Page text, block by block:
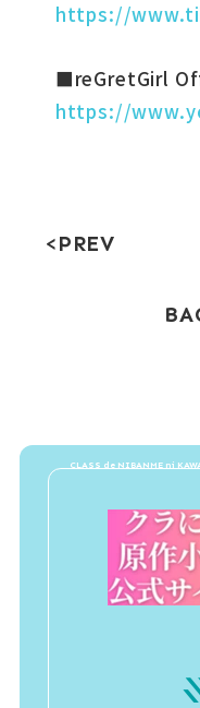
https://
■reGretGirl
https://
PREV